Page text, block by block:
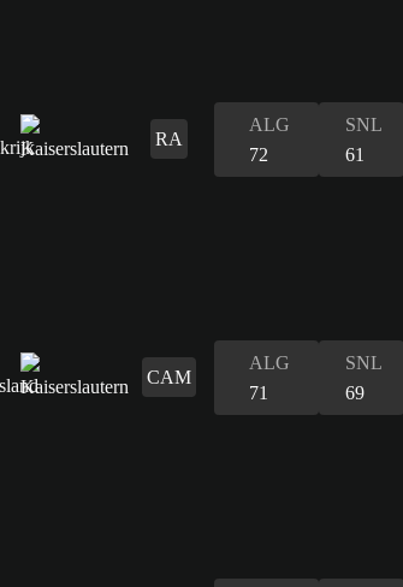
RA
ALG
72
SNL
61
CAM
ALG
71
SNL
69